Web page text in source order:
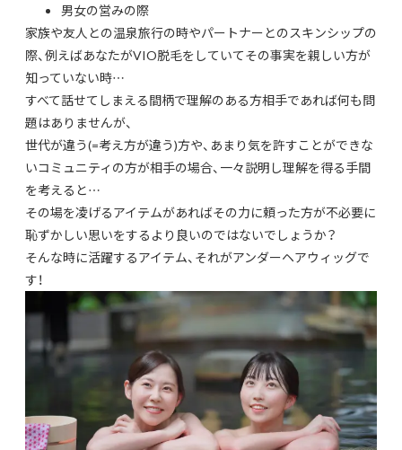
男女の営みの際
家族や友人との温泉旅行の時やパートナーとのスキンシップの
際、例えばあなたがVIO脱毛をしていてその事実を親しい方が
知っていない時…
すべて話せてしまえる間柄で理解のある方相手であれば何も問
題はありませんが、
世代が違う(=考え方が違う)方や、あまり気を許すことができな
いコミュニティの方が相手の場合、一々説明し理解を得る手間
を考えると…
その場を凌げるアイテムがあればその力に頼った方が不必要に
恥ずかしい思いをするより良いのではないでしょうか？
そんな時に活躍するアイテム、それがアンダーヘアウィッグで
す！